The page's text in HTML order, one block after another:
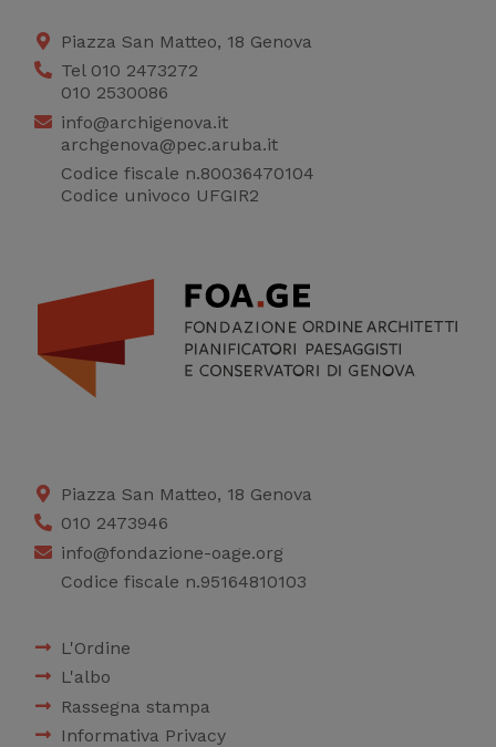
Piazza San Matteo, 18 Genova
Tel 010 2473272
010 2530086
info@archigenova.it
archgenova@pec.aruba.it
Codice fiscale n.80036470104
Codice univoco UFGIR2
Piazza San Matteo, 18 Genova
010 2473946
info@fondazione-oage.org
Codice fiscale n.95164810103
L'Ordine
L'albo
Rassegna stampa
Informativa Privacy